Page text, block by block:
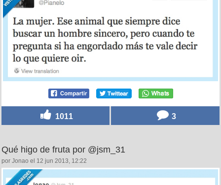
1011 3
Qué higo de fruta por @jsm_31
por Jonao el 12 jun 2013, 12:22